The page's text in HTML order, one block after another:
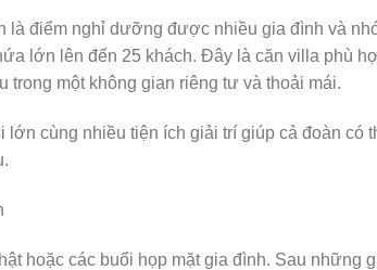
là điểm nghỉ dưỡng được nhiều gia đình và
lớn lên đến 25 khách. Đây là căn villa phù
một không gian riêng tư và thoải mái.
cùng nhiều tiện ích giải trí giúp cả đoàn có
hoặc các buổi họp mặt gia đình. Sau những